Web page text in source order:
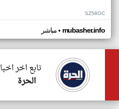
SZ58OC
مباشر• mubasher.info
تابع اخر
الحرة